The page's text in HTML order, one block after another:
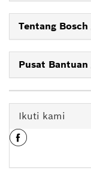
Tentang Bosch
Pusat Bantuan
Ikuti kami